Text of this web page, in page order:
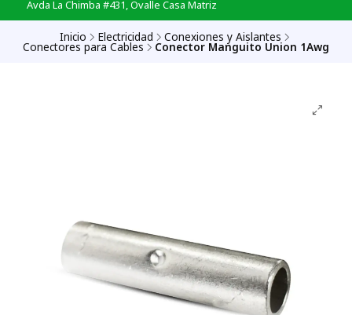
Avda La Chimba #431, Ovalle Casa Matriz
Inicio Electricidad Conexiones y Aislantes
Conectores para Cables Conector Manguito Union 1Awg